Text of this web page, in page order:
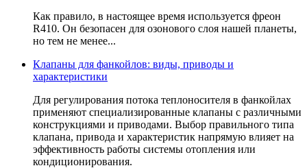
Как правило, в настоящее время используется фреон
R410. Он безопасен для озонового слоя нашей планеты,
но тем не менее...
Клапаны для фанкойлов: виды, приводы и
характеристики
Для регулирования потока теплоносителя в фанкойлах
применяют специализированные клапаны с различными
конструкциями и приводами. Выбор правильного типа
клапана, привода и характеристик напрямую влияет на
эффективность работы системы отопления или
кондиционирования.